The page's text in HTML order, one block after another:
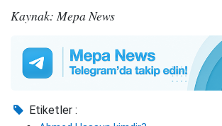
Kaynak: Mepa News
Etiketler :